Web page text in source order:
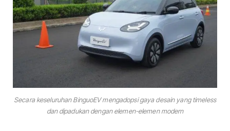
Secara keseluruhan BinguoEV mengadopsi gaya desain yang timeless
dan dipadukan dengan elemen-elemen modern